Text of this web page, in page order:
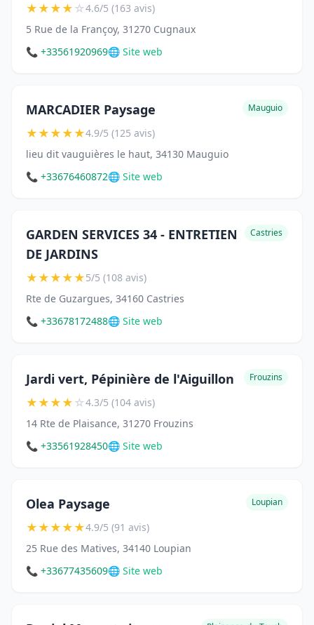
★★★★☆4.6/5 (163 avis)
5 Rue de la Françoy, 31270 Cugnaux
📞 +33561920969🌐 Site web
MARCADIER Paysage Mauguio
★★★★★4.9/5 (125 avis)
lieu dit vauguières le haut, 34130 Mauguio
📞 +33676460872🌐 Site web
GARDEN SERVICES 34 - ENTRETIEN
DE JARDINS
Castries
★★★★★5/5 (108 avis)
Rte de Guzargues, 34160 Castries
📞 +33678172488🌐 Site web
Jardi vert, Pépinière de l'Aiguillon Frouzins
★★★★☆4.3/5 (104 avis)
14 Rte de Plaisance, 31270 Frouzins
📞 +33561928450🌐 Site web
Olea Paysage Loupian
★★★★★4.9/5 (91 avis)
25 Rue des Matives, 34140 Loupian
📞 +33677435609🌐 Site web